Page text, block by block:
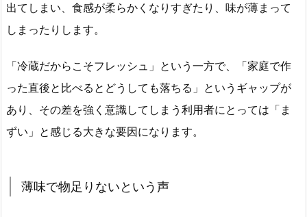
出てしまい、食感が柔らかくなりすぎたり、味が薄まって
しまったりします。
「冷蔵だからこそフレッシュ」という一方で、「家庭で作
った直後と比べるとどうしても落ちる」というギャップが
あり、その差を強く意識してしまう利用者にとっては「ま
ずい」と感じる大きな要因になります。
薄味で物足りないという声